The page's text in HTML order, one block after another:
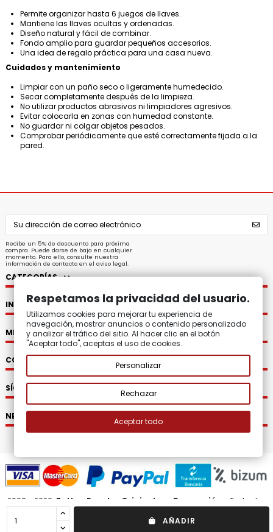
AÑADIR
Permite organizar hasta 6 juegos de llaves.
Mantiene las llaves ocultas y ordenadas.
Diseño natural y fácil de combinar.
Fondo amplio para guardar pequeños accesorios.
Una idea de regalo práctica para una casa nueva.
Cuidados y mantenimiento
Limpiar con un paño seco o ligeramente humedecido.
Secar completamente después de la limpieza.
No utilizar productos abrasivos ni limpiadores agresivos.
Evitar colocarla en zonas con humedad constante.
No guardar ni colgar objetos pesados.
Comprobar periódicamente que esté correctamente fijada a la
pared.
Recibe un 5% de descuento para próxima
compra. Puede darse de baja en cualquier
momento. Para ello, consulte nuestra
información de contacto en el aviso legal.
CATEGORÍAS
INFORMACIÓN
MI CUENTA
CONTACTO
SÍGUENOS
NEWSLETTER
2008 - 2026. Zatton Regalos Originales y Decoración.
Todos los
Respetamos la privacidad del usuario.
Utilizamos cookies para mejorar tu experiencia de
navegación, mostrar anuncios o contenido personalizado
y analizar el tráfico del sitio. Al hacer clic en el botón
"Aceptar todo", aceptas el uso de cookies.
Personalizar
Rechazar
Aceptar todo